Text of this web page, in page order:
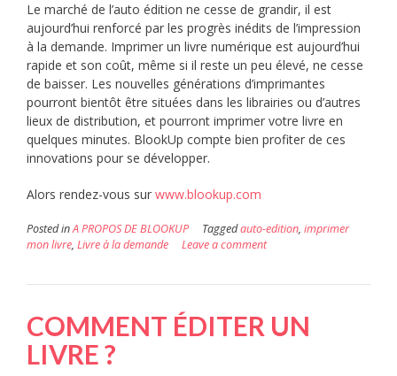
Le marché de l’auto édition ne cesse de grandir, il est
aujourd’hui renforcé par les progrès inédits de l’impression
à la demande. Imprimer un livre numérique est aujourd’hui
rapide et son coût, même si il reste un peu élevé, ne cesse
de baisser. Les nouvelles générations d’imprimantes
pourront bientôt être situées dans les librairies ou d’autres
lieux de distribution, et pourront imprimer votre livre en
quelques minutes. BlookUp compte bien profiter de ces
innovations pour se développer.
Alors rendez-vous sur www.blookup.com
Posted inA PROPOS DE BLOOKUP Taggedauto-edition, imprimer
mon livre, Livre à la demande Leave a comment
COMMENT ÉDITER UN
LIVRE ?